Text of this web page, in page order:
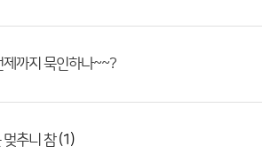
제까지 묵인하나~~?
멎추니 참(1)